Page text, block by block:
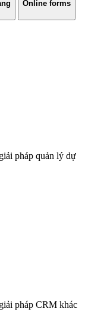
Online forms
pháp quản lý dự
pháp CRM khác